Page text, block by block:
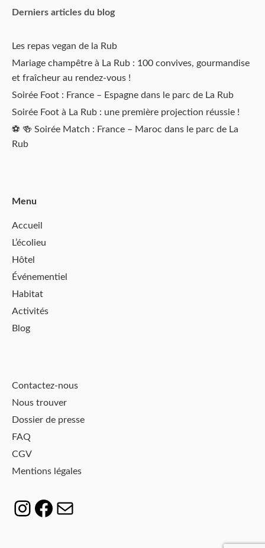
Derniers articles du blog
Les repas vegan de la Rub
Mariage champêtre à La Rub : 100 convives, gourmandise
et fraîcheur au rendez‑vous !
Soirée Foot : France – Espagne dans le parc de La Rub
Soirée Foot à La Rub : une première projection réussie !
⚽️ 🍻 Soirée Match : France – Maroc dans le parc de La
Rub
Menu
Accueil
L’écolieu
Hôtel
Événementiel
Habitat
Activités
Blog
Contactez-nous
Nous trouver
Dossier de presse
FAQ
CGV
Mentions légales
Instagram
Facebook
E-mail